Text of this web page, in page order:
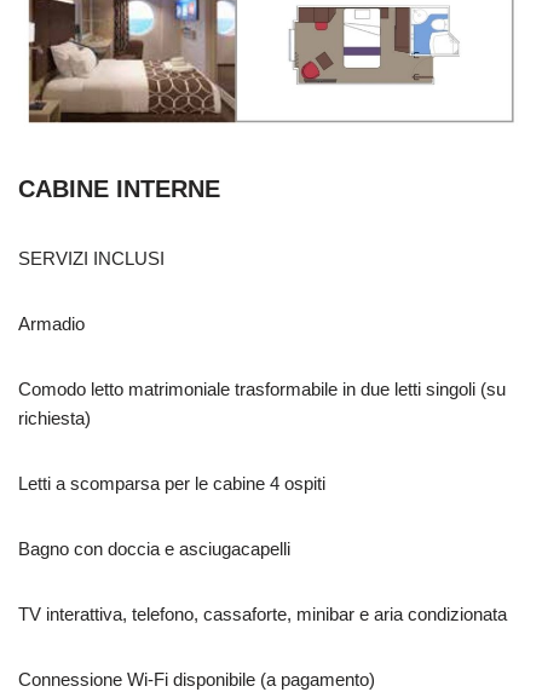
CABINE INTERNE
SERVIZI INCLUSI
Armadio
Comodo letto matrimoniale trasformabile in due letti singoli (su
richiesta)
Letti a scomparsa per le cabine 4 ospiti
Bagno con doccia e asciugacapelli
TV interattiva, telefono, cassaforte, minibar e aria condizionata
Connessione Wi-Fi disponibile (a pagamento)